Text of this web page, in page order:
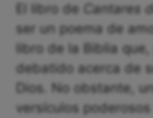
El libro de Cantares
ser un poema de
libro de la Biblia
debatido acerca de
Dios. No obstante,
versículos